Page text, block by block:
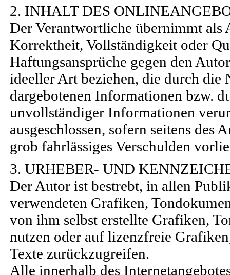
2. INHALT DES
Der Verantwortliche übernimmt
Korrektheit, Vollständigkeit oder
Haftungsansprüche gegen den
ideeller Art beziehen, die durch
dargebotenen Informationen bzw.
unvollständiger Informationen
ausgeschlossen, sofern seitens des
grob fahrlässiges Verschulden
3. URHEBER- UND
Der Autor ist bestrebt, in allen
verwendeten Grafiken,
von ihm selbst erstellte Grafiken,
nutzen oder auf lizenzfreie
Texte zurückzugreifen.
Alle innerhalb des